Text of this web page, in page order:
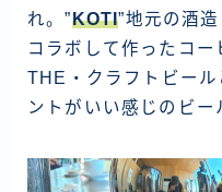
れ。”KOTI”地元の酒
コラボして作ったコー
THE・クラフトビール
ントがいい感じのビー